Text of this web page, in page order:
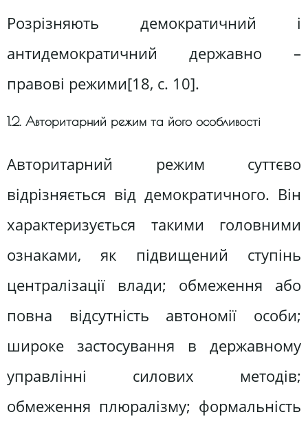
Розрізняють демократичний і
антидемократичний державно –
правові режими[18, c. 10].
1.2. Авторитарний режим та його особливості
Авторитарний режим суттєво
відрізняється від демократичного. Він
характеризується такими головними
ознаками, як підвищений ступінь
централізації влади; обмеження або
повна відсутність автономії особи;
широке застосування в державному
управлінні силових методів;
обмеження плюралізму; формальність